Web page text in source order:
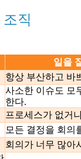
직
일을
항상 부산하고 바
사소한 이슈도 모
한다.
프로세스가 없거
모든 결정을 회의
회의가 너무 많아